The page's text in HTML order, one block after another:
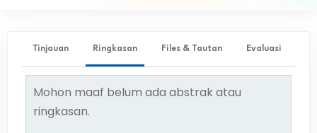
Tinjauan Ringkasan Files & Tautan Evaluasi
Mohon maaf belum ada abstrak atau
ringkasan.